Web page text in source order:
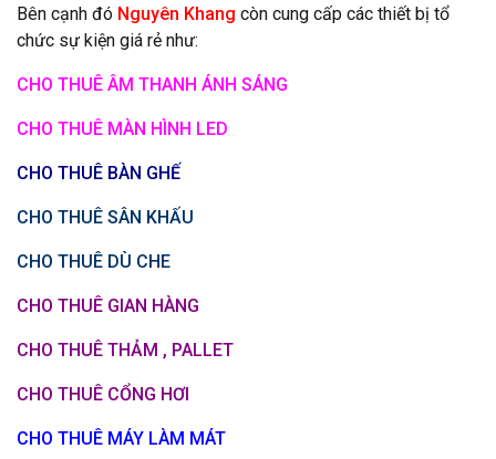
Bên cạnh đó Nguyên Khang còn cung cấp các thiết bị tổ
chức sự kiện giá rẻ như:
CHO THUÊ ÂM THANH ÁNH SÁNG
CHO THUÊ MÀN HÌNH LED
CHO THUÊ BÀN GHẾ
CHO THUÊ SÂN KHẤU
CHO THUÊ DÙ CHE
CHO THUÊ GIAN HÀNG
CHO THUÊ THẢM , PALLET
CHO THUÊ CỔNG HƠI
CHO THUÊ MÁY LÀM MÁT